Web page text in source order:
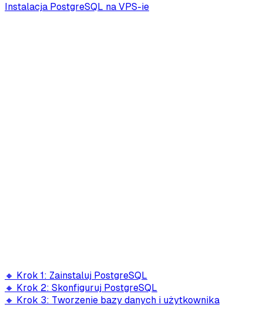
Instalacja PostgreSQL na VPS-ie
🔸 Krok 1: Zainstaluj PostgreSQL
🔸 Krok 2: Skonfiguruj PostgreSQL
🔸 Krok 3: Tworzenie bazy danych i użytkownika